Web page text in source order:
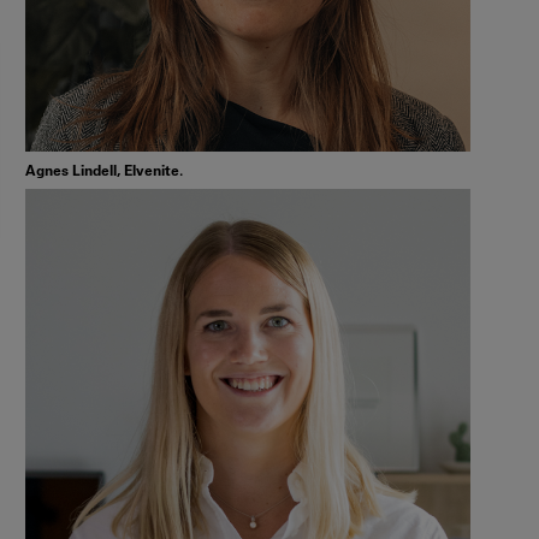
Agnes Lindell, Elvenite.